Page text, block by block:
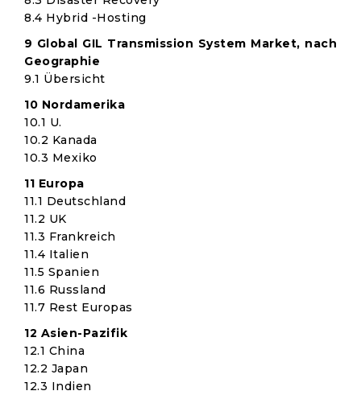
8.4 Hybrid -Hosting
9 Global GIL Transmission System Market, nach
Geographie
9.1 Übersicht
10 Nordamerika
10.1 U.
10.2 Kanada
10.3 Mexiko
11 Europa
11.1 Deutschland
11.2 UK
11.3 Frankreich
11.4 Italien
11.5 Spanien
11.6 Russland
11.7 Rest Europas
12 Asien-Pazifik
12.1 China
12.2 Japan
12.3 Indien